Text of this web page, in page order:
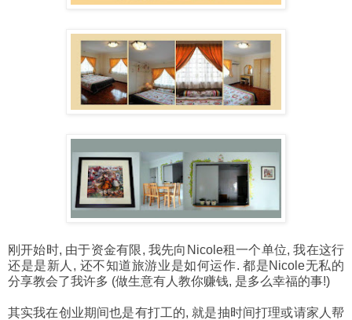
刚开始时, 由于资金有限, 我先向Nicole租一个单位, 我在这行
还是是新人, 还不知道旅游业是如何运作. 都是Nicole无私的
分享教会了我许多 (做生意有人教你赚钱, 是多么幸福的事!)
其实我在创业期间也是有打工的, 就是抽时间打理或请家人帮